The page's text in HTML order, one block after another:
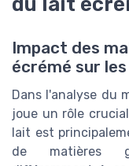
Impact des
écrémé sur
Dans l'analyse du
joue un rôle
lait est
de matières